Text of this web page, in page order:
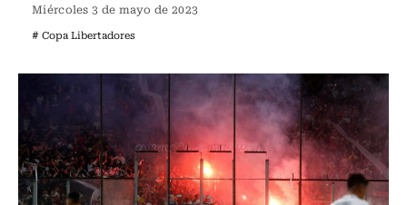
Miércoles 3 de mayo de 2023
# Copa Libertadores